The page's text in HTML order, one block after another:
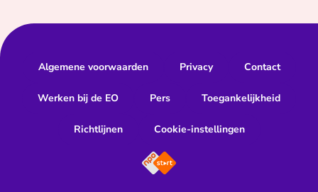
Algemene voorwaarden Privacy Contact
Werken bij de EO Pers Toegankelijkheid
Richtlijnen Cookie-instellingen